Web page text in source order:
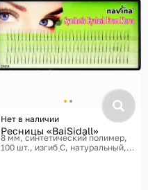
Нет в наличии
Ресницы «BaiSidall»
8 мм, синтетический полимер,
100 шт., изгиб С, натуральный,